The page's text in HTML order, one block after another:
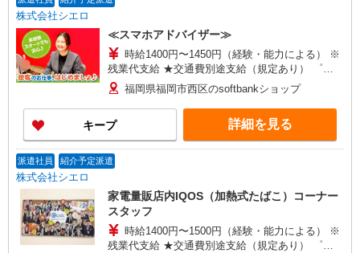
株式会社シエロ
≪スマホアドバイザー≫
時給1400円〜1450円（経験・能力による） ※
残業代支給 ★交通費別途支給（規定あり） ゜
+゜・。○。・゜+゜・。○。・゜+゜ 入社祝い金10
万円支給(規定有) お友達を紹介頂くと, インセンテ
ィブ支給(規定有) ★月2回払い・週払い可能（規程
有）★ ゜・。○。・゜+゜・。○。・゜+゜
福岡県福岡市西区のsoftbankショップ
キープ 詳細を見る
派遣社員 紹介予定派遣
株式会社シエロ
家電量販店内IQOS（加熱式たばこ）コーナー
スタッフ
時給1400円〜1500円（経験・能力による） ※
残業代支給 ★交通費別途支給（規定あり） ゜